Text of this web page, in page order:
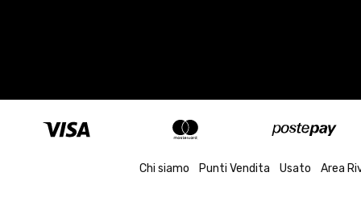
Chi siamo Punti Vendita Usato Area